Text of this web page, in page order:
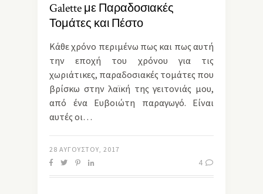
Galette με Παραδοσιακές
Τομάτες και Πέστο
Κάθε χρόνο περιμένω πως και πως αυτή
την εποχή του χρόνου για τις
χωριάτικες, παραδοσιακές τομάτες που
βρίσκω στην λαϊκή της γειτονιάς μου,
από ένα Ευβοιώτη παραγωγό. Είναι
αυτές οι…
28 ΑΥΓΟΎΣΤΟΥ, 2017
4